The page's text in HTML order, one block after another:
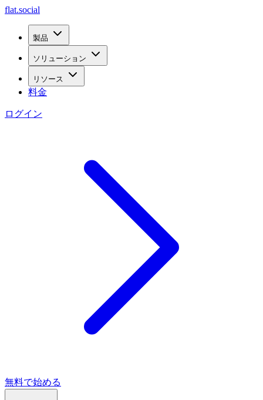
flat.social
製品
ソリューション
リソース
料金
ログイン
無料で始める